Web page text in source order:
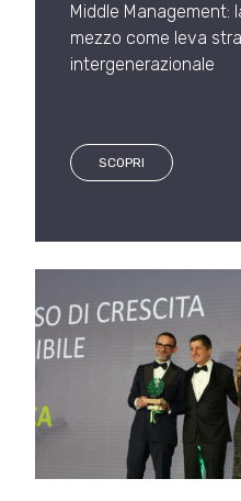
Middle Management:
mezzo come leva
intergenerazionale
SCOPRI